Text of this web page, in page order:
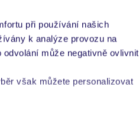
při používání našich
k analýze provozu na
může negativně ovlivnit
však můžete personalizovat